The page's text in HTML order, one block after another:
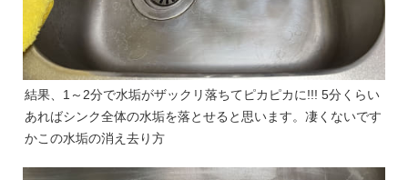
結果、1～2分で水垢がザックリ落ちてピカピカに!!! 5分くらい
あればシンク全体の水垢を落とせると思います。凄くないです
かこの水垢の消え去り方